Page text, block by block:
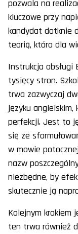
pozwala na
kluczowe przy
kandydat dotknie
teorią, która dla
Instrukcja obsługi
tysięcy stron.
trwa zazwyczaj
języku
perfekcji. Jest to
się ze
w mowie
nazw
niezbędne, by
skutecznie ją
Kolejnym krokiem
ten trwa również